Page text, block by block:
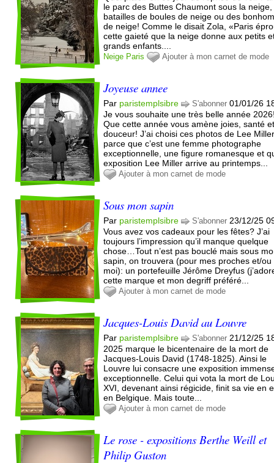
le parc des Buttes Chaumont sous la
batailles de boules de neige ou des
de neige! Comme le disait Zola, «Paris
cette gaieté que la neige donne aux petits
grands enfants....
Neige Paris Ajouter à mon carnet de mode
Joyeuse annee
Par paristemplsibre S'abonner 01/01/26
Je vous souhaite une très belle année
Que cette année vous amène joies, santé
douceur! J’ai choisi ces photos de Lee
parce que c’est une femme photographe
exceptionnelle, une figure romanesque et
exposition Lee Miller arrive au printemps...
Ajouter à mon carnet de mode
Sous mon sapin
Par paristemplsibre S'abonner 23/12/25
Vous avez vos cadeaux pour les fêtes? J’ai
toujours l’impression qu’il manque quelque
chose…Tout n’est pas bouclé mais sous
sapin, on trouvera (pour mes proches et/ou
moi): un portefeuille Jérôme Dreyfus
cette marque et mon degriff préféré...
Ajouter à mon carnet de mode
Jacques-Louis David au Louvre
Par paristemplsibre S'abonner 21/12/25
2025 marque le bicentenaire de la mort de
Jacques-Louis David (1748-1825). Ainsi le
Louvre lui consacre une exposition
exceptionnelle. Celui qui vota la mort de
XVI, devenant ainsi régicide, finit sa vie en
en Belgique. Mais toute...
Ajouter à mon carnet de mode
Le rose - expositions Berthe Weill et
Philip Guston